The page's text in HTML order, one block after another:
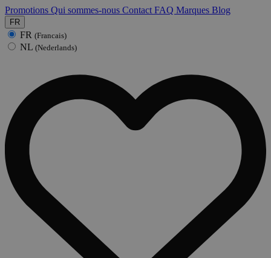
Promotions Qui sommes-nous Contact FAQ Marques Blog
FR
FR (Francais)
NL (Nederlands)